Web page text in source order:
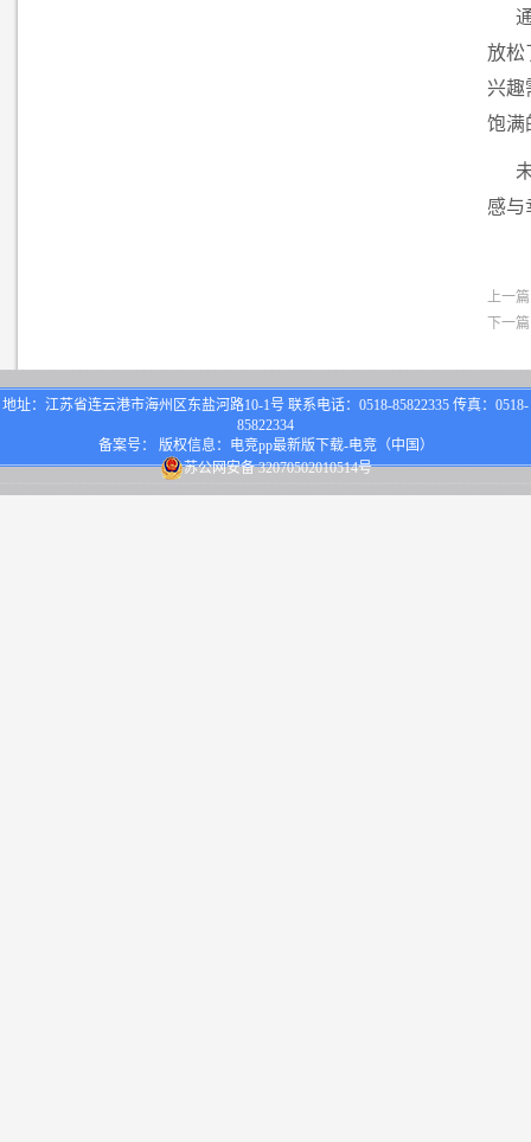
放松
兴趣
饱满
感与
上一
下一
地址：江苏省连云港市海州区东盐河路10-1号 联系电话：0518-85822335 传真：0518-
85822334
备案号： 版权信息：电竞pp最新版下载-电竞（中国）
苏公网安备 32070502010514号